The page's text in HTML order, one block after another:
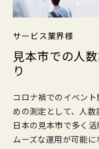
サービス業界様
見本市での人
り
コロナ禍でのイベン
めの測定として、人数
日本の見本市で多く
ムーズな運用が可能に